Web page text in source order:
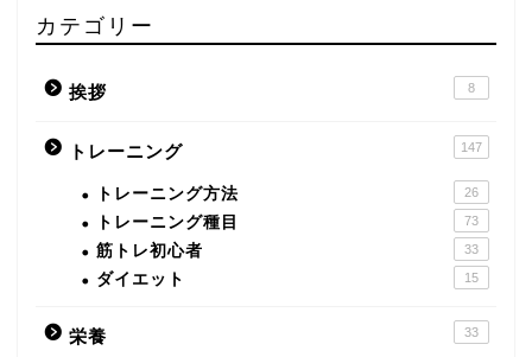
カテゴリー
挨拶 8
トレーニング 147
トレーニング方法 26
トレーニング種目 73
筋トレ初心者 33
ダイエット 15
栄養 33